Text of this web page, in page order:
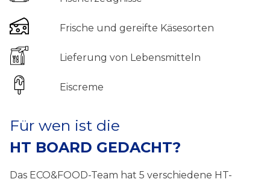
Frische und gereifte Käsesorten
Lieferung von Lebensmitteln
Eiscreme
Für wen ist die
HT BOARD GEDACHT?
Das ECO&FOOD-Team hat 5 verschiedene HT-